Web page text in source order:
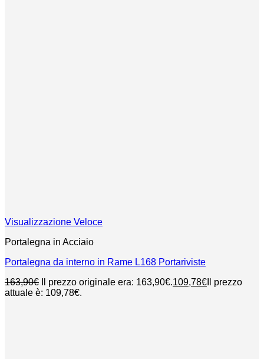
Visualizzazione Veloce
Portalegna in Acciaio
Portalegna da interno in Rame L168 Portariviste
163,90€ Il prezzo originale era: 163,90€.109,78€ Il prezzo
attuale è: 109,78€.